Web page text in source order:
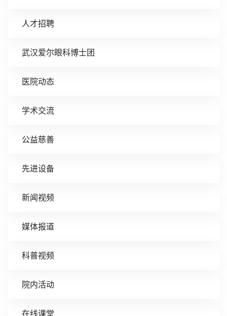
人才招聘
武汉爱尔眼科博士团
医院动态
学术交流
公益慈善
先进设备
新闻视频
媒体报道
科普视频
院内活动
在线课堂